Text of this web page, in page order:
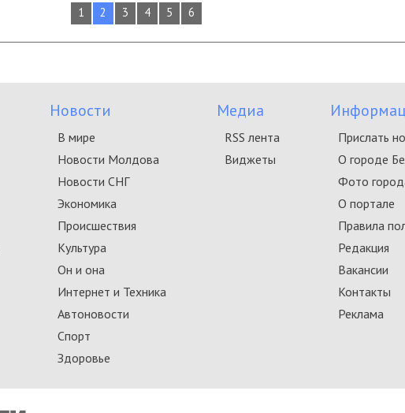
1 2 3 4 5 6
Новости
В мире
Новости Молдова
Новости СНГ
Экономика
Происшествия
Культура
Он и она
Интернет и Техника
Автоновости
Спорт
Здоровье
Медиа
RSS лента
Виджеты
Прислать
О городе
Фото
О портале
Правила
Редакция
Вакансии
Контакты
Реклама